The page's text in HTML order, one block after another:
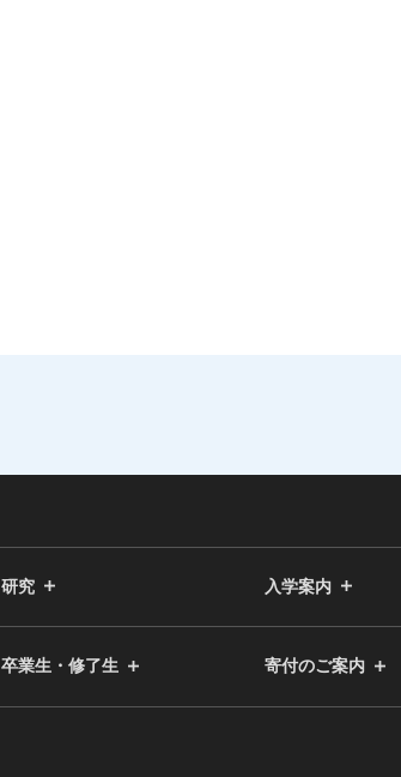
研究 入学案内
卒業生・修了生 寄付のご案内